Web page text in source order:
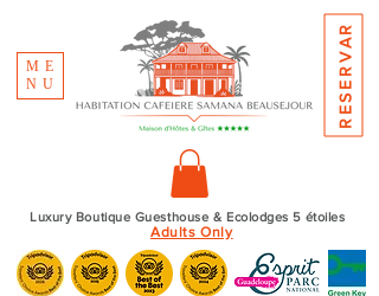
ME
NU
Luxury Boutique Guesthouse & Ecolodges 5 étoiles
Adults Only
RESERVAR